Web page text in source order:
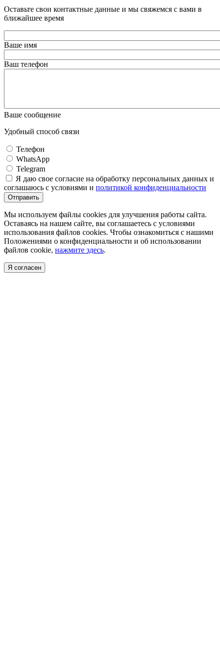
Оставьте свои контактные данные и мы свяжемся с вами в
ближайшее время
Ваше имя
Ваш телефон
Ваше сообщение
Удобный способ связи
Телефон
WhatsApp
Telegram
Я даю свое согласие на обработку персональных данных и
соглашаюсь с условиями и политикой конфиденциальности
Отправить
Мы используем файлы cookies для улучшения работы сайта.
Оставаясь на нашем сайте, вы соглашаетесь с условиями
использования файлов cookies. Чтобы ознакомиться с нашими
Положениями о конфиденциальности и об использовании
файлов cookie, нажмите здесь.
Я согласен